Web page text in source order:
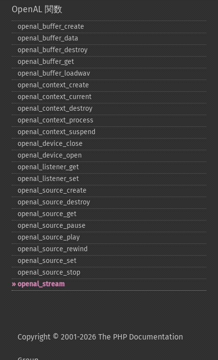
OpenAL 関数
openal_​buffer_​create
openal_​buffer_​data
openal_​buffer_​destroy
openal_​buffer_​get
openal_​buffer_​loadwav
openal_​context_​create
openal_​context_​current
openal_​context_​destroy
openal_​context_​process
openal_​context_​suspend
openal_​device_​close
openal_​device_​open
openal_​listener_​get
openal_​listener_​set
openal_​source_​create
openal_​source_​destroy
openal_​source_​get
openal_​source_​pause
openal_​source_​play
openal_​source_​rewind
openal_​source_​set
openal_​source_​stop
openal_​stream
Copyright © 2001-2026 The PHP Documentation